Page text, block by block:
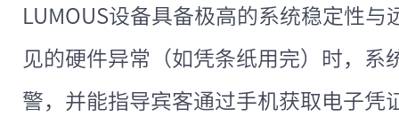
LUMOUS设备具备极高的系统稳定性
见的硬件异常（如凭条纸用完）时，系
警，并能指导宾客通过手机获取电子凭